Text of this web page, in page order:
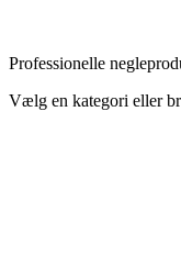
Professionelle
Vælg en kategori eller